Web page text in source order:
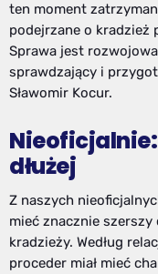
ten moment
podejrzane o kradzież
Sprawa jest
sprawdzający i
Sławomir Kocur.
dłużej
Z naszych
mieć znacznie
kradzieży. Według
proceder miał mieć